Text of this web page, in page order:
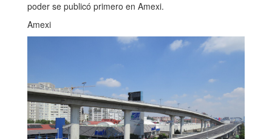
poder se publicó primero en Amexi.
Amexi